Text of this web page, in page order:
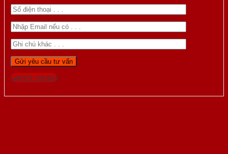
Gọi 0976.169.864